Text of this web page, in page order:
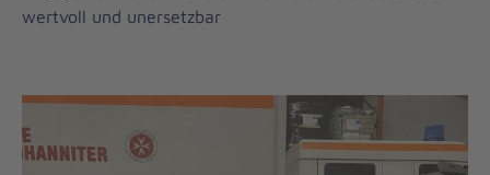
wertvoll und unersetzbar